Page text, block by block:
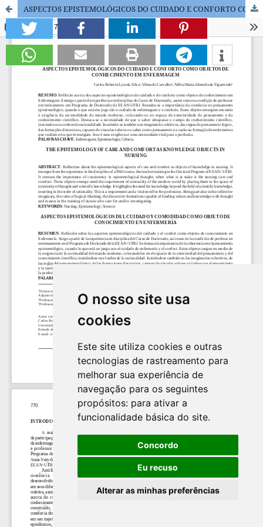
O nosso site usa
cookies
Este site utiliza cookies e outras
tecnologias de rastreamento para
melhorar sua experiência de
navegação para os seguintes
propósitos: para ativar a
funcionalidade básica do site.
Concordo
Eu recuso
Alterar as minhas preferências
ASPECTOS EPISTEMOLÓGICOS DO CUIDADO E CONFORTO COMO OBJETOS DE CONHECIMENTO EM ENFERMAGEM